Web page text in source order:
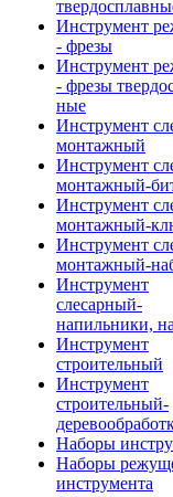
Инструмент
- фрезы
Инструмент
- фрезы
ные
Инструмент
монтажный
Инструмент
монтажный-
Инструмент
монтажный-
Инструмент
монтажный-
Инструмент
слесарный-
напильники,
Инструмент
строительный
Инструмент
строительный-
Наборы
Наборы
инструмента